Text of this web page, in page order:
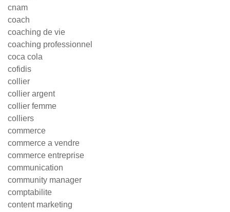
cnam
coach
coaching de vie
coaching professionnel
coca cola
cofidis
collier
collier argent
collier femme
colliers
commerce
commerce a vendre
commerce entreprise
communication
community manager
comptabilite
content marketing